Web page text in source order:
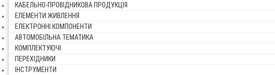
КАБЕЛЬНО-ПРОВІДНИКОВА ПРОДУКЦІЯ
ЕЛЕМЕНТИ ЖИВЛЕННЯ
ЕЛЕКТРОННІ КОМПОНЕНТИ
АВТОМОБІЛЬНА ТЕМАТИКА
КОМПЛЕКТУЮЧІ
ПЕРЕХІДНИКИ
ІНСТРУМЕНТИ